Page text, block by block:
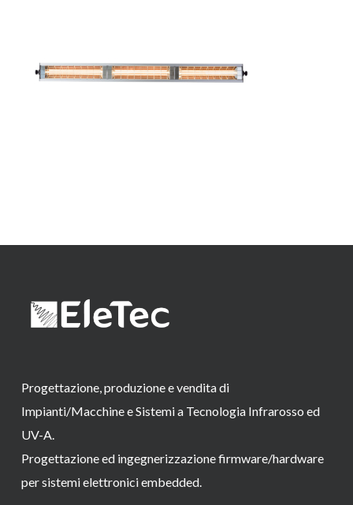
Progettazione, produzione e vendita di
Impianti/Macchine e Sistemi a Tecnologia Infrarosso ed
UV-A.
Progettazione ed ingegnerizzazione firmware/hardware
per sistemi elettronici embedded.